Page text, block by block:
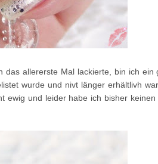
das allererste Mal lackierte, bin ich ein
wurde und nivt länger erhältlivh
ewig und leider habe ich bisher keinen